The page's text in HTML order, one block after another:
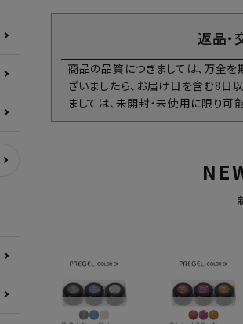
返品・
商品の品質につきましては、万全を
ざいましたら、お届け日を含む8日
ましては、未開封・未使用に限り可能